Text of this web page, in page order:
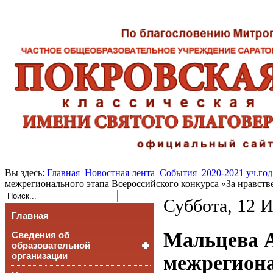
Вы здесь: Главная Новостная лента События 2020-2021 уч.год
межрегионального этапа Всероссийского конкурса «За
Главная
Сведения об
образовательной
организации
Суббота, 12
Мальцева